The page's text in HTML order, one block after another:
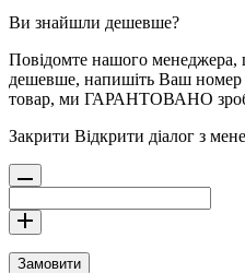
Ви знайшли дешевше?
Повідомте нашого
дешевше, напишіть Ваш номер
товар, ми ГАРАНТОВАНО
Закрити Відкрити діалог з
Замовити